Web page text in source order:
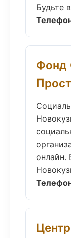
Будьте
Фонд
онлайн.